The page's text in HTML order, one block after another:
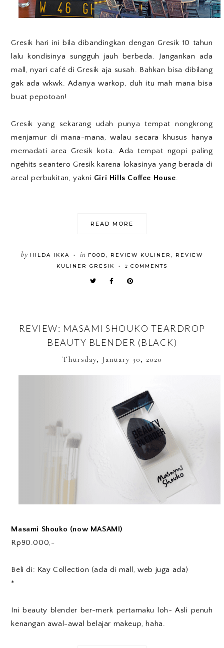
Gresik hari ini bila dibandingkan dengan Gresik 10 tahun
lalu kondisinya sungguh jauh berbeda. Jangankan ada
mall, nyari café di Gresik aja susah. Bahkan bisa dibilang
gak ada wkwk. Adanya warkop, duh itu mah mana bisa
buat pepotoan!
Gresik yang sekarang udah punya tempat nongkrong
menjamur di mana-mana, walau secara khusus hanya
memadati area Gresik kota. Ada tempat ngopi paling
ngehits seantero Gresik karena lokasinya yang berada di
areal perbukitan, yakni Giri Hills Coffee House.
READ MORE
by HILDA IKKA • in FOOD, REVIEW KULINER , REVIEW
KULINER GRESIK
• 2 COMMENTS
REVIEW: MASAMI SHOUKO TEARDROP
BEAUTY BLENDER (BLACK)
Thursday, January 30, 2020
Masami Shouko (now MASAMI)
Rp90.000,-
Beli di: Kay Collection (ada di mall, web juga ada)
*
Ini beauty blender ber-merk pertamaku loh~ Asli penuh
kenangan awal-awal belajar makeup, haha.